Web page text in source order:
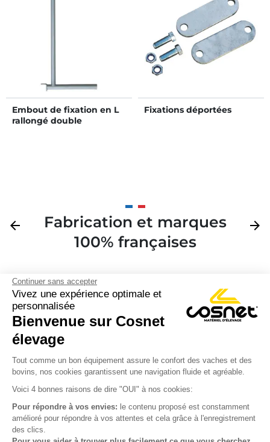
Continuer sans accepter
Vivez une expérience optimale et
personnalisée
Bienvenue sur Cosnet
élevage
Tout comme un bon équipement assure le confort des vaches et des
bovins, nos cookies garantissent une navigation fluide et agréable.
Voici 4 bonnes raisons de dire "OUI" à nos cookies:
Pour répondre à vos envies: le contenu proposé est constamment
amélioré pour répondre à vos attentes et cela grâce à l'enregistrement
des clics.
Embout de fixation en L
rallongé double
Fixations déportées
Précédent
arrow_back
Fabrication et marques
100% françaises
arrow_forward
Produits